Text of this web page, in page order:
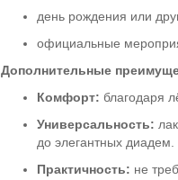
день рождения или
официальные
Дополнительные
Комфорт: благодаря
Универсальность:
до элегантных диадем.
Практичность: не